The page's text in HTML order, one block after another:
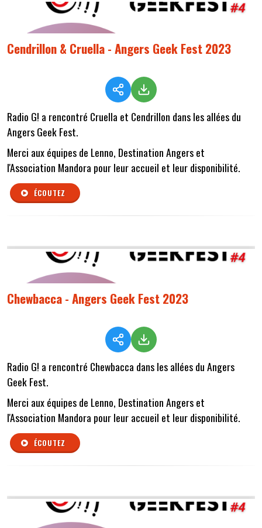
Cendrillon & Cruella - Angers Geek Fest 2023
Radio G! a rencontré Cruella et Cendrillon dans les allées du
Angers Geek Fest.
Merci aux équipes de Lenno, Destination Angers et
l'Association Mandora pour leur accueil et leur disponibilité.
ÉCOUTEZ
Chewbacca - Angers Geek Fest 2023
Radio G! a rencontré Chewbacca dans les allées du Angers
Geek Fest.
Merci aux équipes de Lenno, Destination Angers et
l'Association Mandora pour leur accueil et leur disponibilité.
ÉCOUTEZ